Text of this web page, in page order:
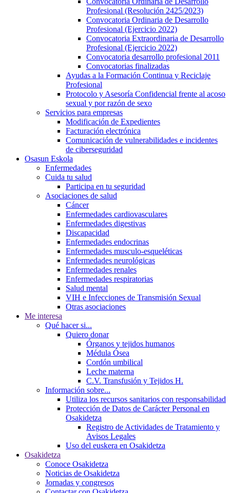
Profesional (Resolución 2425/2023)
Convocatoria Ordinaria de Desarrollo
Profesional (Ejercicio 2022)
Convocatoria Extraordinaria de Desarrollo
Profesional (Ejercicio 2022)
Convocatoria desarrollo profesional 2011
Convocatorias finalizadas
Ayudas a la Formación Continua y Reciclaje
Profesional
Protocolo y Asesoría Confidencial frente al acoso
sexual y por razón de sexo
Servicios para empresas
Modificación de Expedientes
Facturación electrónica
Comunicación de vulnerabilidades e incidentes
de ciberseguridad
Osasun Eskola
Enfermedades
Cuida tu salud
Participa en tu seguridad
Asociaciones de salud
Cáncer
Enfermedades cardiovasculares
Enfermedades digestivas
Discapacidad
Enfermedades endocrinas
Enfermedades musculo-esqueléticas
Enfermedades neurológicas
Enfermedades renales
Enfermedades respiratorias
Salud mental
VIH e Infecciones de Transmisión Sexual
Otras asociaciones
Me interesa
Qué hacer si...
Quiero donar
Órganos y tejidos humanos
Médula Ósea
Cordón umbilical
Leche materna
C.V. Transfusión y Tejidos H.
Información sobre...
Utiliza los recursos sanitarios con responsabilidad
Protección de Datos de Carácter Personal en
Osakidetza
Registro de Actividades de Tratamiento y
Avisos Legales
Uso del euskera en Osakidetza
Osakidetza
Conoce Osakidetza
Noticias de Osakidetza
Jornadas y congresos